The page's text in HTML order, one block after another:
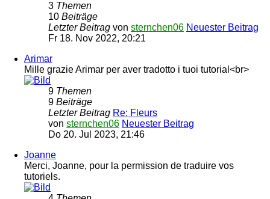
3 Themen
10 Beiträge
Letzter Beitrag von sternchen06 Neuester Beitrag
Fr 18. Nov 2022, 20:21
Arimar
Mille grazie Arimar per aver tradotto i tuoi tutorial<br>
9 Themen
9 Beiträge
Letzter Beitrag Re: Fleurs
von sternchen06 Neuester Beitrag
Do 20. Jul 2023, 21:46
Joanne
Merci, Joanne, pour la permission de traduire vos
tutoriels.